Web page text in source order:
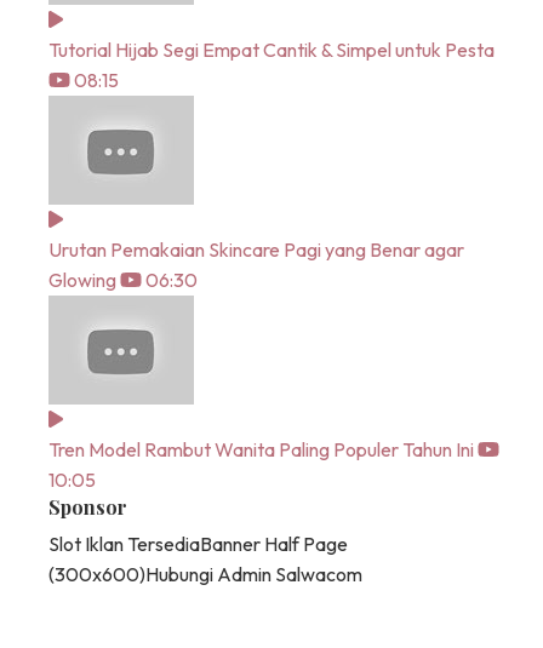
Tutorial Hijab Segi Empat Cantik & Simpel untuk Pesta
08:15
Urutan Pemakaian Skincare Pagi yang Benar agar
Glowing
06:30
Tren Model Rambut Wanita Paling Populer Tahun Ini
10:05
Sponsor
Slot Iklan TersediaBanner Half Page
(300x600)Hubungi Admin Salwacom